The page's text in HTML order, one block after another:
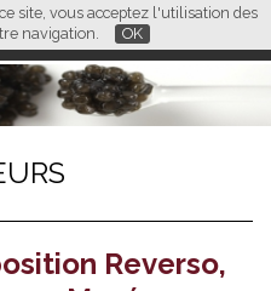
site, vous acceptez l'utilisation des
navigation.
OK
FR EN CN
Reverso,